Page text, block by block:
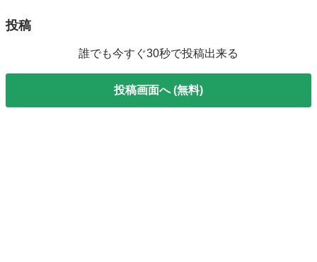
投稿
誰でも今すぐ30秒で投稿出来る
投稿画面へ (無料)